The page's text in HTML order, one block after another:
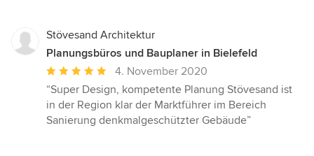
Stövesand Architektur
Planungsbüros und Bauplaner in Bielefeld
Durchschnittliche
Bewertung:
5
von
4. November 2020
“Super Design, kompetente Planung Stövesand ist
in der Region klar der Marktführer im Bereich
Sanierung denkmalgeschützter Gebäude”